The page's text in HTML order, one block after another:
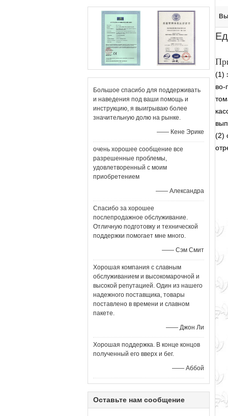
Большое спасибо для поддерживать
и наведения под ваши помощь и
инструкцию, я выигрываю более
значительную долю на рынке.
—— Кене Эрике
очень хорошее сообщение все
разрешенные проблемы,
удовлетворенный с моим
приобретением
—— Александра
Спасибо за хорошее
послепродажное обслуживание.
Отличную подготовку и технической
поддержки помогает мне много.
—— Сэм Смит
Хорошая компания с славным
обслуживанием и высокомарочной и
высокой репутацией. Один из нашего
надежного поставщика, товары
поставлено в времени и славном
пакете.
—— Джон Ли
Хорошая поддержка. В конце концов
полученный его вверх и бег.
—— Аббой
Оставьте нам сообщение
(1)
во-
(2)